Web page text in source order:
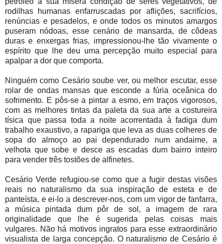
rodilhas humanas enfarruscadas por aflições, sacrifícios,
renúncias e pesadelos, e onde todos os minutos amargos
puseram nódoas, esse cenário de mansarda, de côdeas
duras e enxergas frias, impressionou-lhe tão vivamente o
espírito que lhe deu uma percepção muito especial para
apalpar a dor que comporta.
Ninguém como Cesário soube ver, ou melhor escutar, esse
rolar de ondas mansas que esconde a fúria oceânica do
sofrimento. E pôs-se a pintar a esmo, em traços vigorosos,
com as melhores tintas da paleta da sua arte a costureira
tísica que passa toda a noite acorrentada à fadiga dum
trabalho exaustivo, a rapariga que leva as duas colheres de
sopa do almoço ao pai dependurado num andaime, a
velhota que sobe e desce as escadas dum bairro inteiro
para vender três tostões de alfinetes.
Cesário Verde refugiou-se como que a fugir destas visões
reais no naturalismo da sua inspiração de esteta e de
panteísta, e ei-lo a descrever-nos, com um vigor de fanfarra,
a música pintada dum pôr de sol, a imagem de rara
originalidade que lhe é sugerida pelas coisas mais
vulgares. Não há motivos ingratos para esse extraordinário
visualista de larga concepção. O naturalismo de Cesário é